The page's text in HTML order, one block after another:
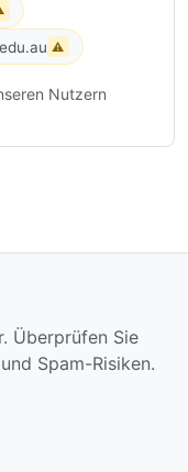
⚠
Nutzern
Überprüfen Sie
Spam-Risiken.